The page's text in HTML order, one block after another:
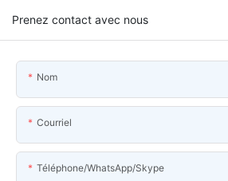
Prenez contact avec nous
Nom
Courriel
Téléphone/WhatsApp/Skype